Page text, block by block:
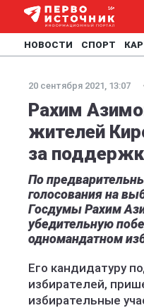
НОВОСТИ СПОРТ
20 сентября 2021, 13:07
Рахим
жителей
за
По
голосования на
Госдумы Рахим
убедительную
одномандатном
Его кандидатуру
избирателей,
избирательные